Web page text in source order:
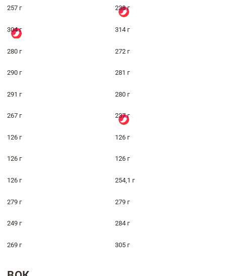
257 г 238 г
304 г 314 г
280 г 272 г
290 г 281 г
291 г 280 г
267 г 237 г
126 г 126 г
126 г 126 г
126 г 254,1 г
279 г 279 г
249 г 284 г
269 г 305 г